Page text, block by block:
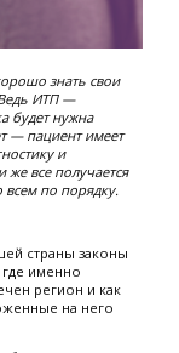
знать свои
ИТП —
будет нужна
— пациент имеет
и
все получается
по порядку.
страны законы
именно
регион и как
на него